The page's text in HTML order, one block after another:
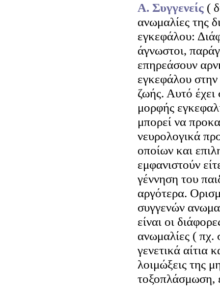
Α. Συγγενείς (
ανωμαλίες της
εγκεφάλου:
άγνωστοι,
επηρεάσουν
εγκεφάλου
ζωής. Αυτό
μορφής
μπορεί να
νευρολογικά
οποίων και
εμφανιστούν
γέννηση του
αργότερα.
συγγενών
είναι οι
ανωμαλίες (
γενετικά αίτια
λοιμώξεις της
τοξοπλάσμωση,